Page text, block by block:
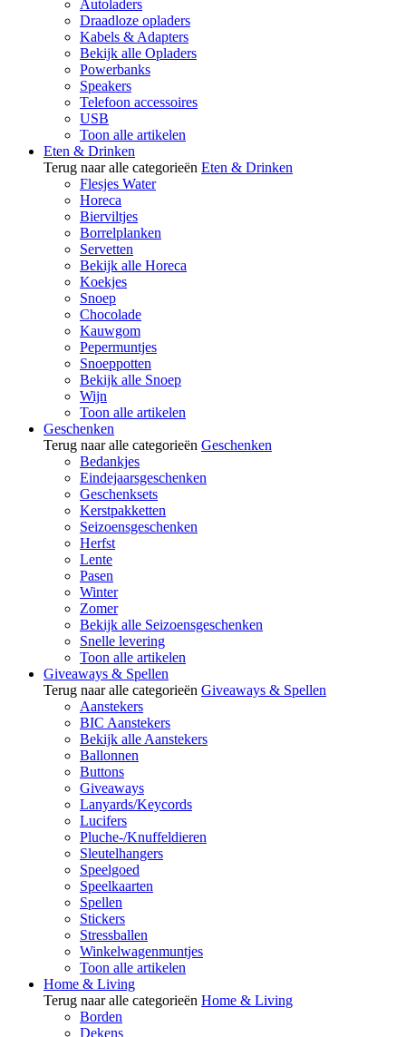
Autoladers
Draadloze opladers
Kabels & Adapters
Bekijk alle Opladers
Powerbanks
Speakers
Telefoon accessoires
USB
Toon alle artikelen
Eten & Drinken
Terug naar alle categorieën Eten & Drinken
Flesjes Water
Horeca
Bierviltjes
Borrelplanken
Servetten
Bekijk alle Horeca
Koekjes
Snoep
Chocolade
Kauwgom
Pepermuntjes
Snoeppotten
Bekijk alle Snoep
Wijn
Toon alle artikelen
Geschenken
Terug naar alle categorieën Geschenken
Bedankjes
Eindejaarsgeschenken
Geschenksets
Kerstpakketten
Seizoensgeschenken
Herfst
Lente
Pasen
Winter
Zomer
Bekijk alle Seizoensgeschenken
Snelle levering
Toon alle artikelen
Giveaways & Spellen
Terug naar alle categorieën Giveaways & Spellen
Aanstekers
BIC Aanstekers
Bekijk alle Aanstekers
Ballonnen
Buttons
Giveaways
Lanyards/Keycords
Lucifers
Pluche-/Knuffeldieren
Sleutelhangers
Speelgoed
Speelkaarten
Spellen
Stickers
Stressballen
Winkelwagenmuntjes
Toon alle artikelen
Home & Living
Terug naar alle categorieën Home & Living
Borden
Dekens